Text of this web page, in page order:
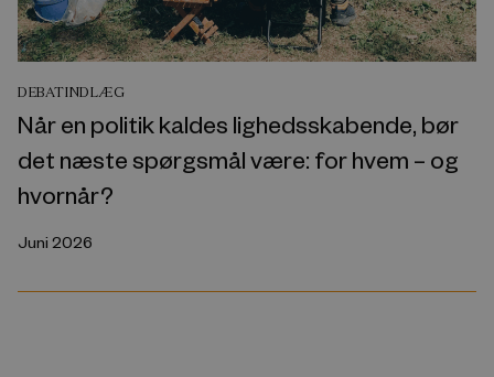
DEBATINDLÆG
Når en politik kaldes lighedsskabende, bør
det næste spørgsmål være: for hvem – og
hvornår?
Juni 2026